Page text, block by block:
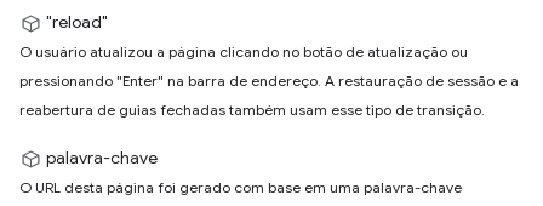
"reload"
O usuário atualizou a página clicando no botão de atualização ou
pressionando "Enter" na barra de endereço. A restauração de sessão e a
reabertura de guias fechadas também usam esse tipo de transição.
palavra-chave
O URL desta página foi gerado com base em uma palavra-chave